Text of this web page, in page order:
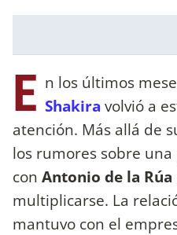
E n los últimos
Shakira volvió a
atención. Más allá de
los rumores sobre
con Antonio de la Rúa
multiplicarse. La
mantuvo con el